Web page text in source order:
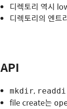
디렉토리 역시
디렉토리의 엔트
API
mkdir,
file create는